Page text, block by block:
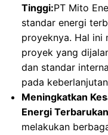
Tinggi:PT Mito
standar energi
proyeknya. Hal ini
proyek yang
dan standar
pada
Meningkatkan
Energi
melakukan